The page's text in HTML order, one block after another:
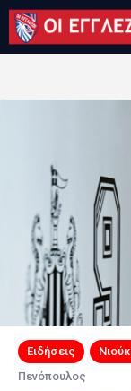
ΠΟΙΟΙ
Ειδήσεις
Πενόπουλος